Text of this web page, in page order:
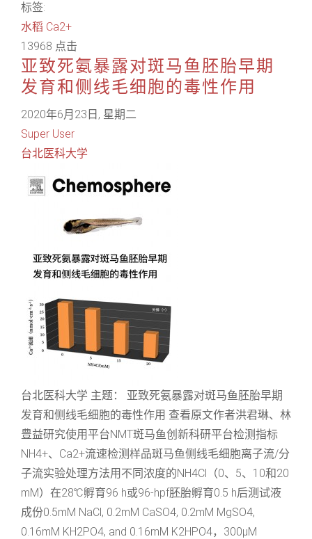
标签:
水稻 Ca2+
13968 点击
亚致死氨暴露对斑马鱼胚胎早期
发育和侧线毛细胞的毒性作用
2020年6月23日, 星期二
Super User
台北医科大学
台北医科大学 主题： 亚致死氨暴露对斑马鱼胚胎早期
发育和侧线毛细胞的毒性作用 查看原文作者洪君琳、林
豊益研究使用平台NMT斑马鱼创新科研平台检测指标
NH4+、Ca2+流速检测样品斑马鱼侧线毛细胞离子流/分
子流实验处理方法用不同浓度的NH4Cl（0、5、10和20
mM）在28℃孵育96 h或96-hpf胚胎孵育0.5 h后测试液
成份0.5mM NaCl, 0.2mM CaSO4, 0.2mM MgSO4,
0.16mM KH2PO4, and 0.16mM K2HPO4，300μM